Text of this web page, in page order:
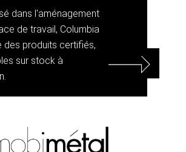
dans l'aménagement
de travail, Columbia
des produits certifiés,
sur stock à